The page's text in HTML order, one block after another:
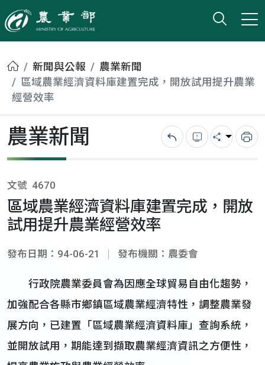
農業部
打開
小版
首頁新聞與公報
農業新聞
區域農業經濟資料庫建置完成，開放試用提升農業
經營效率
農業新聞 回上一頁錯誤回報
分享 列
文號 4670
區域農業經濟資料庫建置完成，開放
試用提升農業經營效率
發布日期：94-06-21 發布機關：農委會
行政院農業委員會為因應全球貿易自由化趨勢，
加強配合各縣市鄉鎮區域農業經濟特性，調整農業發
展方向，已建置「區域農業經濟資料庫」查詢系統，
並開放試用，期能達到擷取農業經濟資訊之方便性，